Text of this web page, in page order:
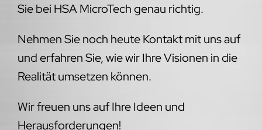
Sie bei HSA MicroTech genau richtig.
Nehmen Sie noch heute Kontakt mit uns auf
und erfahren Sie, wie wir Ihre Visionen in die
Realität umsetzen können.
Wir freuen uns auf Ihre Ideen und
Herausforderungen!